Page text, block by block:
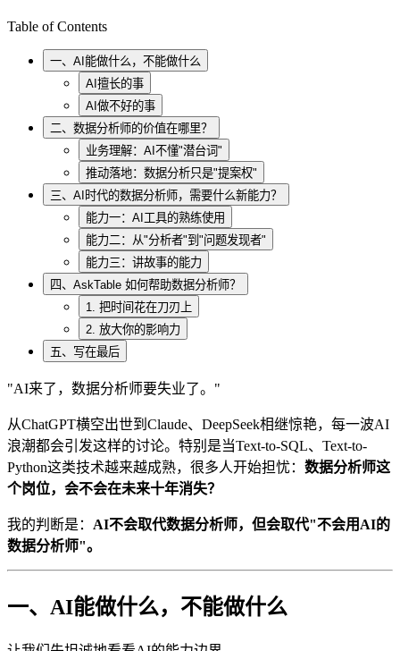
Table of Contents
一、AI能做什么，不能做什么
AI擅长的事
AI做不好的事
二、数据分析师的价值在哪里？
业务理解：AI不懂"潜台词"
推动落地：数据分析只是"提案权"
三、AI时代的数据分析师，需要什么新能力？
能力一：AI工具的熟练使用
能力二：从"分析者"到"问题发现者"
能力三：讲故事的能力
四、AskTable 如何帮助数据分析师？
1. 把时间花在刀刃上
2. 放大你的影响力
五、写在最后
"AI来了，数据分析师要失业了。"
从ChatGPT横空出世到Claude、DeepSeek相继惊艳，每一波AI
浪潮都会引发这样的讨论。特别是当Text-to-SQL、Text-to-
Python这类技术越来越成熟，很多人开始担忧： 数据分析师这
个岗位，会不会在未来十年消失？
我的判断是： AI不会取代数据分析师，但会取代"不会用AI的
数据分析师"。
一、AI能做什么，不能做什么